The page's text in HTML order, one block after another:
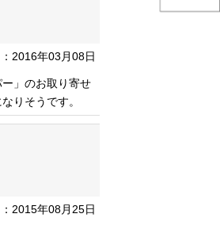
2016年03月08日
」のお取り寄せ
りそうです。
2015年08月25日